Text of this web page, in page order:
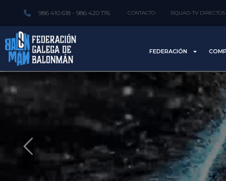
986 410 618 - 986 420 176 CONTACTO ISQUAD-TV DIRECTOS
FEDERACIÓN